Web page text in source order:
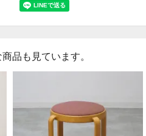
品も見ています。